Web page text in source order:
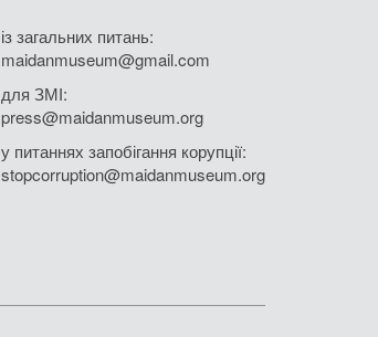
із загальних питань:
maidanmuseum@gmail.com
для ЗМІ:
press@maidanmuseum.org
у питаннях запобігання корупції:
stopcorruption@maidanmuseum.org